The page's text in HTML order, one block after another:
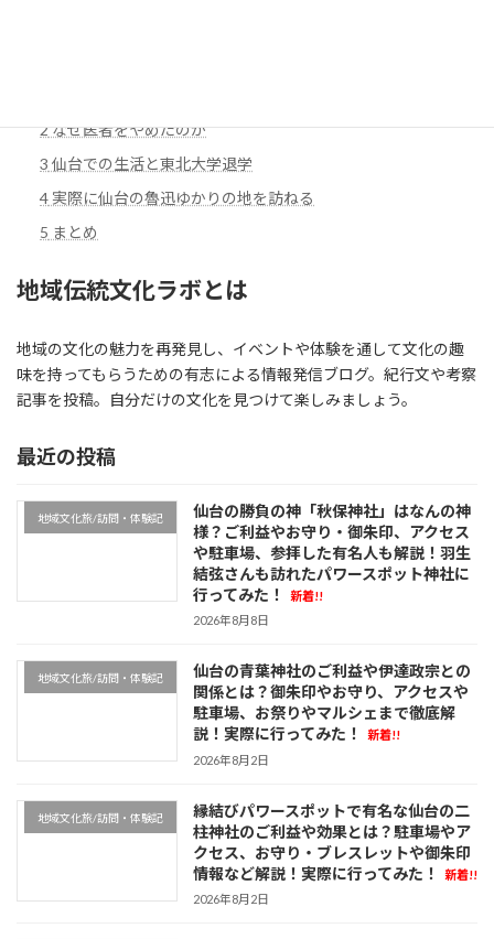
2なぜ医者をやめたのか
3 仙台での生活と東北大学退学
4 実際に仙台の魯迅ゆかりの地を訪ねる
5 まとめ
地域伝統文化ラボとは
地域の文化の魅力を再発見し、イベントや体験を通して文化の趣
味を持ってもらうための有志による情報発信ブログ。紀行文や考察
記事を投稿。自分だけの文化を見つけて楽しみましょう。
最近の投稿
地域文化旅/訪問・体験記
仙台の勝負の神「秋保神社」はなんの神
様？ご利益やお守り・御朱印、アクセス
や駐車場、参拝した有名人も解説！羽生
結弦さんも訪れたパワースポット神社に
行ってみた！
新着!!
2026年8月8日
地域文化旅/訪問・体験記
仙台の青葉神社のご利益や伊達政宗との
関係とは？御朱印やお守り、アクセスや
駐車場、お祭りやマルシェまで徹底解
説！実際に行ってみた！
新着!!
2026年8月2日
地域文化旅/訪問・体験記
縁結びパワースポットで有名な仙台の二
柱神社のご利益や効果とは？駐車場やア
クセス、お守り・ブレスレットや御朱印
情報など解説！実際に行ってみた！
新着!!
2026年8月2日